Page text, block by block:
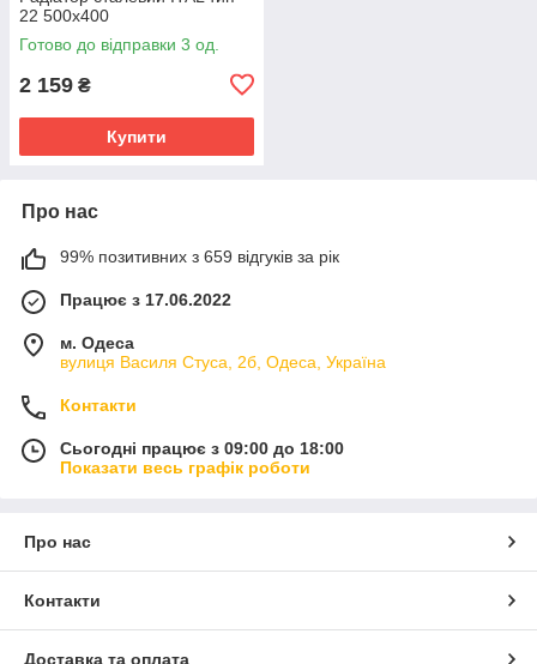
22 500x400
Готово до відправки 3 од.
2 159 ₴
Купити
Про нас
99% позитивних з 659 відгуків за рік
Працює з 17.06.2022
м. Одеса
вулиця Василя Стуса, 2б, Одеса, Україна
Контакти
Сьогодні працює з 09:00 до 18:00
Показати весь графік роботи
Про нас
Контакти
Доставка та оплата